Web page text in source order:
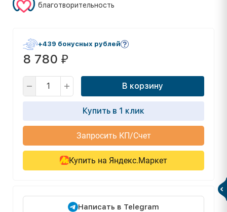
благотворительность
+439 бонусных рублей
8 780 ₽
В корзину
Купить в 1 клик
Запросить КП/Счет
Купить на Яндекс.Маркет
Написать в Telegram